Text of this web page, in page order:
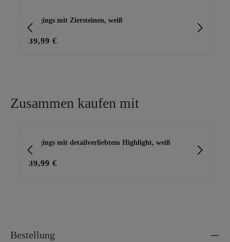
Jeggings mit Ziersteinen, weiß
39,99 €
Zusammen kaufen mit
Jeggings mit detailverliebtem Highlight, weiß
39,99 €
Bestellung